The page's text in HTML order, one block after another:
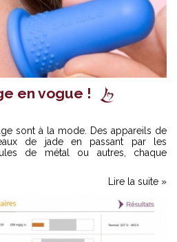
en vogue !
sont à la mode. Des appareils de
de jade en passant par les
de métal ou autres, chaque
Lire la suite »